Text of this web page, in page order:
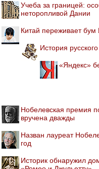
Учеба за границей:
неторопливой Дании
Китай переживает
История
«Яндекс»
Нобелевская премия
вручена дважды
Назван лауреат
год
Историк обнаружил